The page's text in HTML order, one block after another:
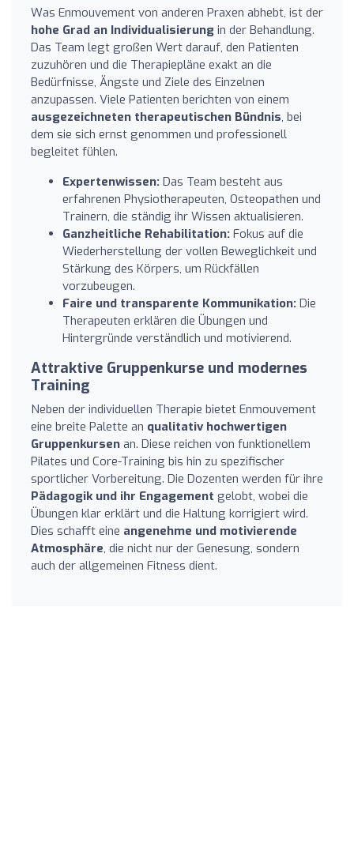
Was Enmouvement von anderen Praxen abhebt, ist der
hohe Grad an Individualisierung in der Behandlung.
Das Team legt großen Wert darauf, den Patienten
zuzuhören und die Therapiepläne exakt an die
Bedürfnisse, Ängste und Ziele des Einzelnen
anzupassen. Viele Patienten berichten von einem
ausgezeichneten therapeutischen Bündnis, bei
dem sie sich ernst genommen und professionell
begleitet fühlen.
Expertenwissen: Das Team besteht aus
erfahrenen Physiotherapeuten, Osteopathen und
Trainern, die ständig ihr Wissen aktualisieren.
Ganzheitliche Rehabilitation: Fokus auf die
Wiederherstellung der vollen Beweglichkeit und
Stärkung des Körpers, um Rückfällen
vorzubeugen.
Faire und transparente Kommunikation: Die
Therapeuten erklären die Übungen und
Hintergründe verständlich und motivierend.
Attraktive Gruppenkurse und modernes
Training
Neben der individuellen Therapie bietet Enmouvement
eine breite Palette an qualitativ hochwertigen
Gruppenkursen an. Diese reichen von funktionellem
Pilates und Core-Training bis hin zu spezifischer
sportlicher Vorbereitung. Die Dozenten werden für ihre
Pädagogik und ihr Engagement gelobt, wobei die
Übungen klar erklärt und die Haltung korrigiert wird.
Dies schafft eine angenehme und motivierende
Atmosphäre, die nicht nur der Genesung, sondern
auch der allgemeinen Fitness dient.